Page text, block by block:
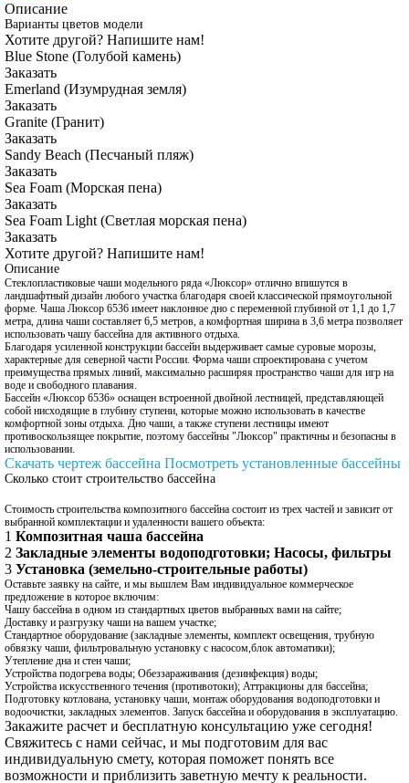
Описание
Варианты цветов модели
Хотите другой? Напишите нам!
Blue Stone (Голубой камень)
Заказать
Emerland (Изумрудная земля)
Заказать
Granite (Гранит)
Заказать
Sandy Beach (Песчаный пляж)
Заказать
Sea Foam (Морская пена)
Заказать
Sea Foam Light (Светлая морская пена)
Заказать
Хотите другой? Напишите нам!
Описание
Стеклопластиковые чаши модельного ряда «Люксор» отлично впишутся в
ландшафтный дизайн любого участка благодаря своей классической прямоугольной
форме. Чаша Люксор 6536 имеет наклонное дно с переменной глубиной от 1,1 до 1,7
метра, длина чаши составляет 6,5 метров, а комфортная ширина в 3,6 метра позволяет
использовать чашу бассейна для активного отдыха.
Благодаря усиленной конструкции бассейн выдерживает самые суровые морозы,
характерные для северной части России. Форма чаши спроектирована с учетом
преимущества прямых линий, максимально расширяя пространство чаши для игр на
воде и свободного плавания.
Бассейн «Люксор 6536» оснащен встроенной двойной лестницей, представляющей
собой нисходящие в глубину ступени, которые можно использовать в качестве
комфортной зоны отдыха. Дно чаши, а также ступени лестницы имеют
противоскользящее покрытие, поэтому бассейны "Люксор" практичны и безопасны в
использовании.
Скачать чертеж бассейна Посмотреть установленные бассейны
Сколько стоит строительство бассейна
Стоимость строительства композитного бассейна состоит из трех частей и зависит от
выбранной комплектации и удаленности вашего объекта:
1 Композитная чаша бассейна
2 Закладные элементы водоподготовки; Насосы, фильтры
3 Установка (земельно‑строительные работы)
Оставьте заявку на сайте, и мы вышлем Вам индивидуальное коммерческое
предложение в которое включим:
Чашу бассейна в одном из стандартных цветов выбранных вами на сайте;
Доставку и разгрузку чаши на вашем участке;
Стандартное оборудование (закладные элементы, комплект освещения, трубную
обвязку чаши, фильтровальную установку с насосом,блок автоматики);
Утепление дна и стен чаши;
Устройства подогрева воды; Обеззараживания (дезинфекция) воды;
Устройства искусственного течения (противотоки); Аттракционы для бассейна;
Подготовку котлована, установку чаши, монтаж оборудования водоподготовки и
водоочистки, закладных элементов. Запуск бассейна и оборудования в эксплуатацию.
Закажите расчет и бесплатную консультацию уже сегодня!
Свяжитесь с нами сейчас, и мы подготовим для вас
индивидуальную смету, которая поможет понять все
возможности и приблизить заветную мечту к реальности.